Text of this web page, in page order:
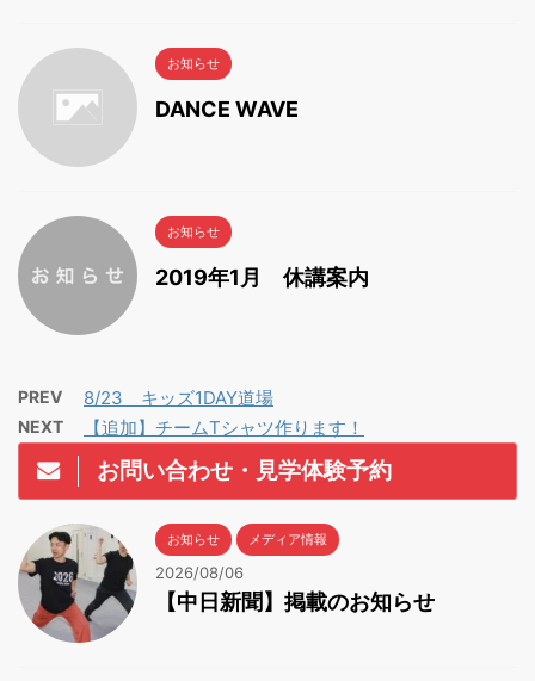
お知らせ
DANCE WAVE
お知らせ
2019年1月 休講案内
PREV 8/23 キッズ1DAY道場
NEXT 【追加】チームTシャツ作ります！
お問い合わせ・見学体験予約
お知らせ メディア情報
2026/08/06
【中日新聞】掲載のお知らせ